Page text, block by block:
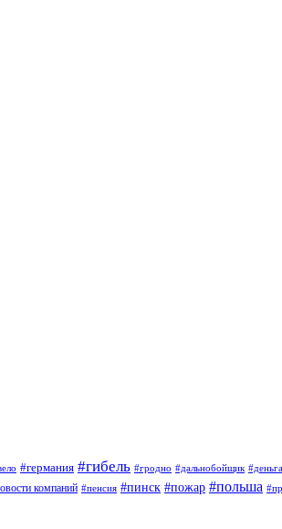
#германия #гибель #гродно #дальнобойщик #деньга
компаний #пенсия #пинск #пожар #польша